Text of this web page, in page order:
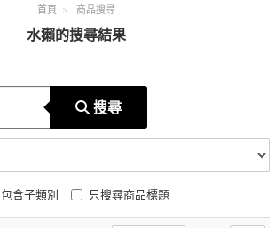
首頁 > 商品搜尋
水獺的搜尋結果
搜尋
包含子類別 只搜尋商品標題